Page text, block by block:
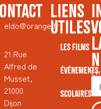
eldo@orange.fr
21 Rue
Alfred de
Musset,
21000
Dijon
LIENS
UTILES
Les Films
Événements
Scolaires